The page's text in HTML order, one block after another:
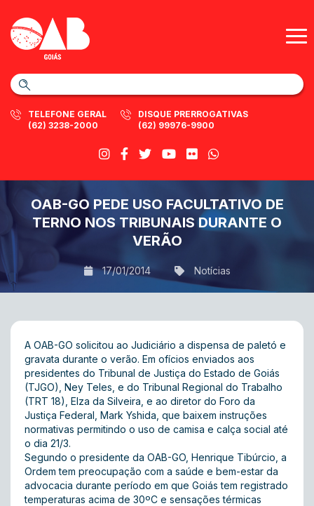
TELEFONE GERAL
(62) 3238-2000
DISQUE PRERROGATIVAS
(62) 99976-9900
OAB-GO PEDE USO FACULTATIVO DE
TERNO NOS TRIBUNAIS DURANTE O
VERÃO
17/01/2014 Notícias
A OAB-GO solicitou ao Judiciário a dispensa de paletó e
gravata durante o verão. Em ofícios enviados aos
presidentes do Tribunal de Justiça do Estado de Goiás
(TJGO), Ney Teles, e do Tribunal Regional do Trabalho
(TRT 18), Elza da Silveira, e ao diretor do Foro da
Justiça Federal, Mark Yshida, que baixem instruções
normativas permitindo o uso de camisa e calça social até
o dia 21/3.
Segundo o presidente da OAB-GO, Henrique Tibúrcio, a
Ordem tem preocupação com a saúde e bem-estar da
advocacia durante período em que Goiás tem registrado
temperaturas acima de 30ºC e sensações térmicas